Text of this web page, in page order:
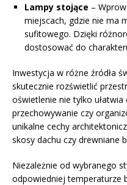
Lampy stojące –
miejscach, gdzie nie ma
sufitowego. Dzięki
dostosować do
Inwestycja w różne źródła
skutecznie rozświetlić
oświetlenie nie tylko
przechowywanie czy
unikalne cechy
skosy dachu czy drewniane
Niezależnie od wybranego
odpowiedniej temperaturze